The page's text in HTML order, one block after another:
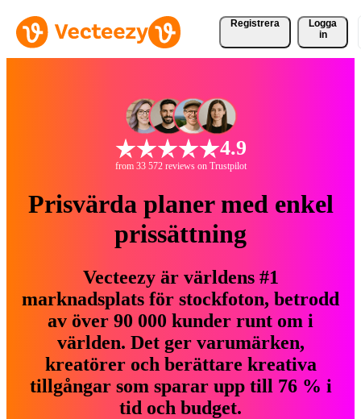
Registrera
Logga
in
4.9
from 33 572 reviews on Trustpilot
Prisvärda planer med enkel
prissättning
Vecteezy är världens #1
marknadsplats för stockfoton, betrodd
av över 90 000 kunder runt om i
världen. Det ger varumärken,
kreatörer och berättare kreativa
tillgångar som sparar upp till 76 % i
tid och budget.